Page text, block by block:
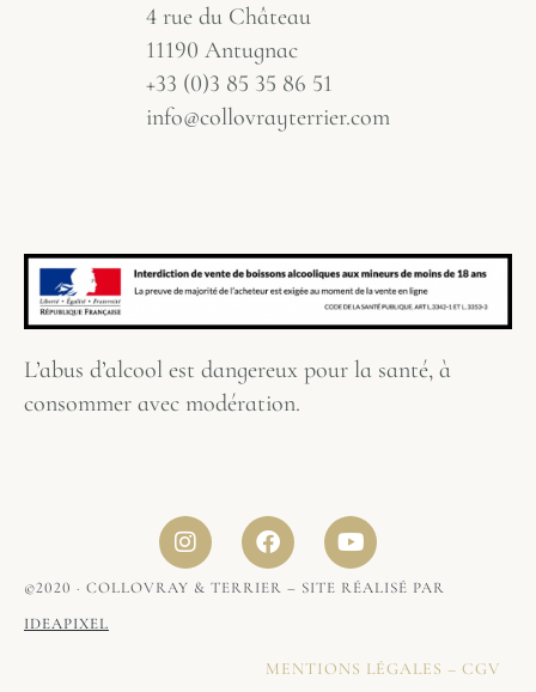
4 rue du Château
11190 Antugnac
+33 (0)3 85 35 86 51
info@collovrayterrier.com
L’abus d’alcool est dangereux pour la santé, à
consommer avec modération.
IDEAPIXEL
MENTIONS LÉGALES – CGV